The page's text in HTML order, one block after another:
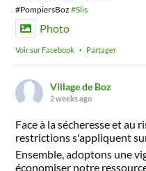
#PompiersBoz#Slis
Photo
Voir sur Facebook · Partager
Village de Boz
2 weeks ago
Face à la sécheresse et au
restrictions s'appliquent
Ensemble, adoptons une
économiser notre